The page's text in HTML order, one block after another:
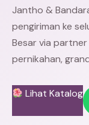
Jantho &
pengiriman ke
Besar via
pernikahan,
Lihat Katalog